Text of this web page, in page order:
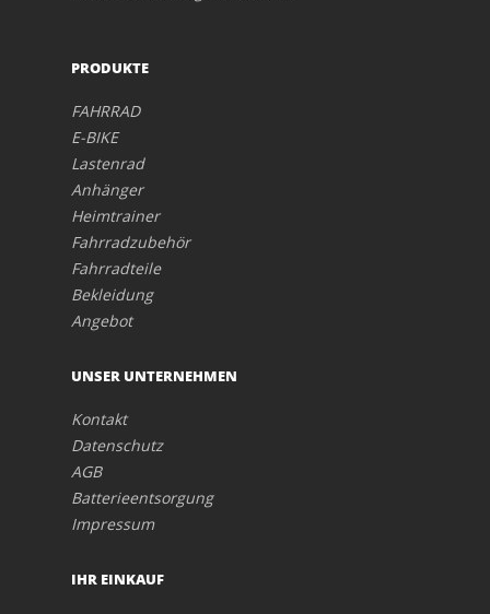
PRODUKTE
FAHRRAD
E-BIKE
Lastenrad
Anhänger
Heimtrainer
Fahrradzubehör
Fahrradteile
Bekleidung
Angebot
UNSER UNTERNEHMEN
Kontakt
Datenschutz
AGB
Batterieentsorgung
Impressum
IHR EINKAUF